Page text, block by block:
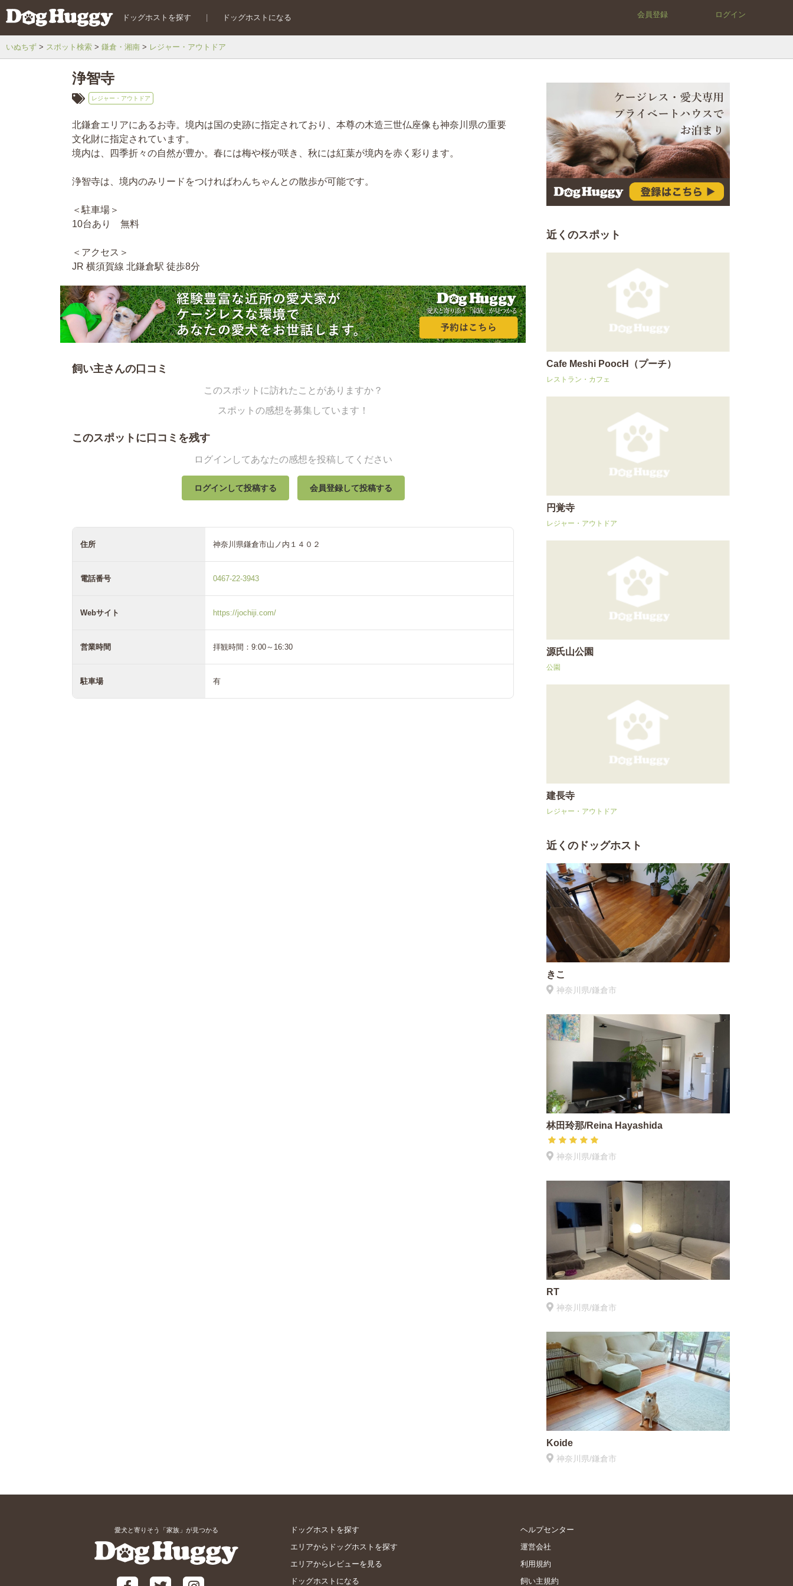
ドッグホストを探す ドッグホストになる 会員登録 ログイン
いぬちず スポット検索 鎌倉・湘南 レジャー・アウトドア
浄智寺
レジャー・アウトドア
北鎌倉エリアにあるお寺。境内は国の史跡に指定されており、本尊の木造三世仏座像も神奈川県の重要
文化財に指定されています。
境内は、四季折々の自然が豊か。春には梅や桜が咲き、秋には紅葉が境内を赤く彩ります。
浄智寺は、境内のみリードをつければわんちゃんとの散歩が可能です。
＜駐車場＞
10台あり 無料
＜アクセス＞
JR 横須賀線 北鎌倉駅 徒歩8分
飼い主さんの口コミ
このスポットに訪れたことがありますか？
スポットの感想を募集しています！
このスポットに口コミを残す
ログインしてあなたの感想を投稿してください
ログインして投稿する 会員登録して投稿する
住所 神奈川県鎌倉市山ノ内１４０２
電話番号 0467-22-3943
Webサイト https://jochiji.com/
営業時間 拝観時間：9:00～16:30
駐車場 有
近くのスポット
Cafe Meshi PoocH（プーチ）
レストラン・カフェ
円覚寺
レジャー・アウトドア
源氏山公園
公園
建長寺
レジャー・アウトドア
近くのドッグホスト
きこ
神奈川県/鎌倉市
林田玲那/Reina Hayashida
神奈川県/鎌倉市
RT
神奈川県/鎌倉市
Koide
神奈川県/鎌倉市
愛犬と寄りそう「家族」が見つかる
ドッグホストを探す
エリアからドッグホストを探す
エリアからレビューを見る
ドッグホストになる
ヘルプセンター
運営会社
利用規約
飼い主規約